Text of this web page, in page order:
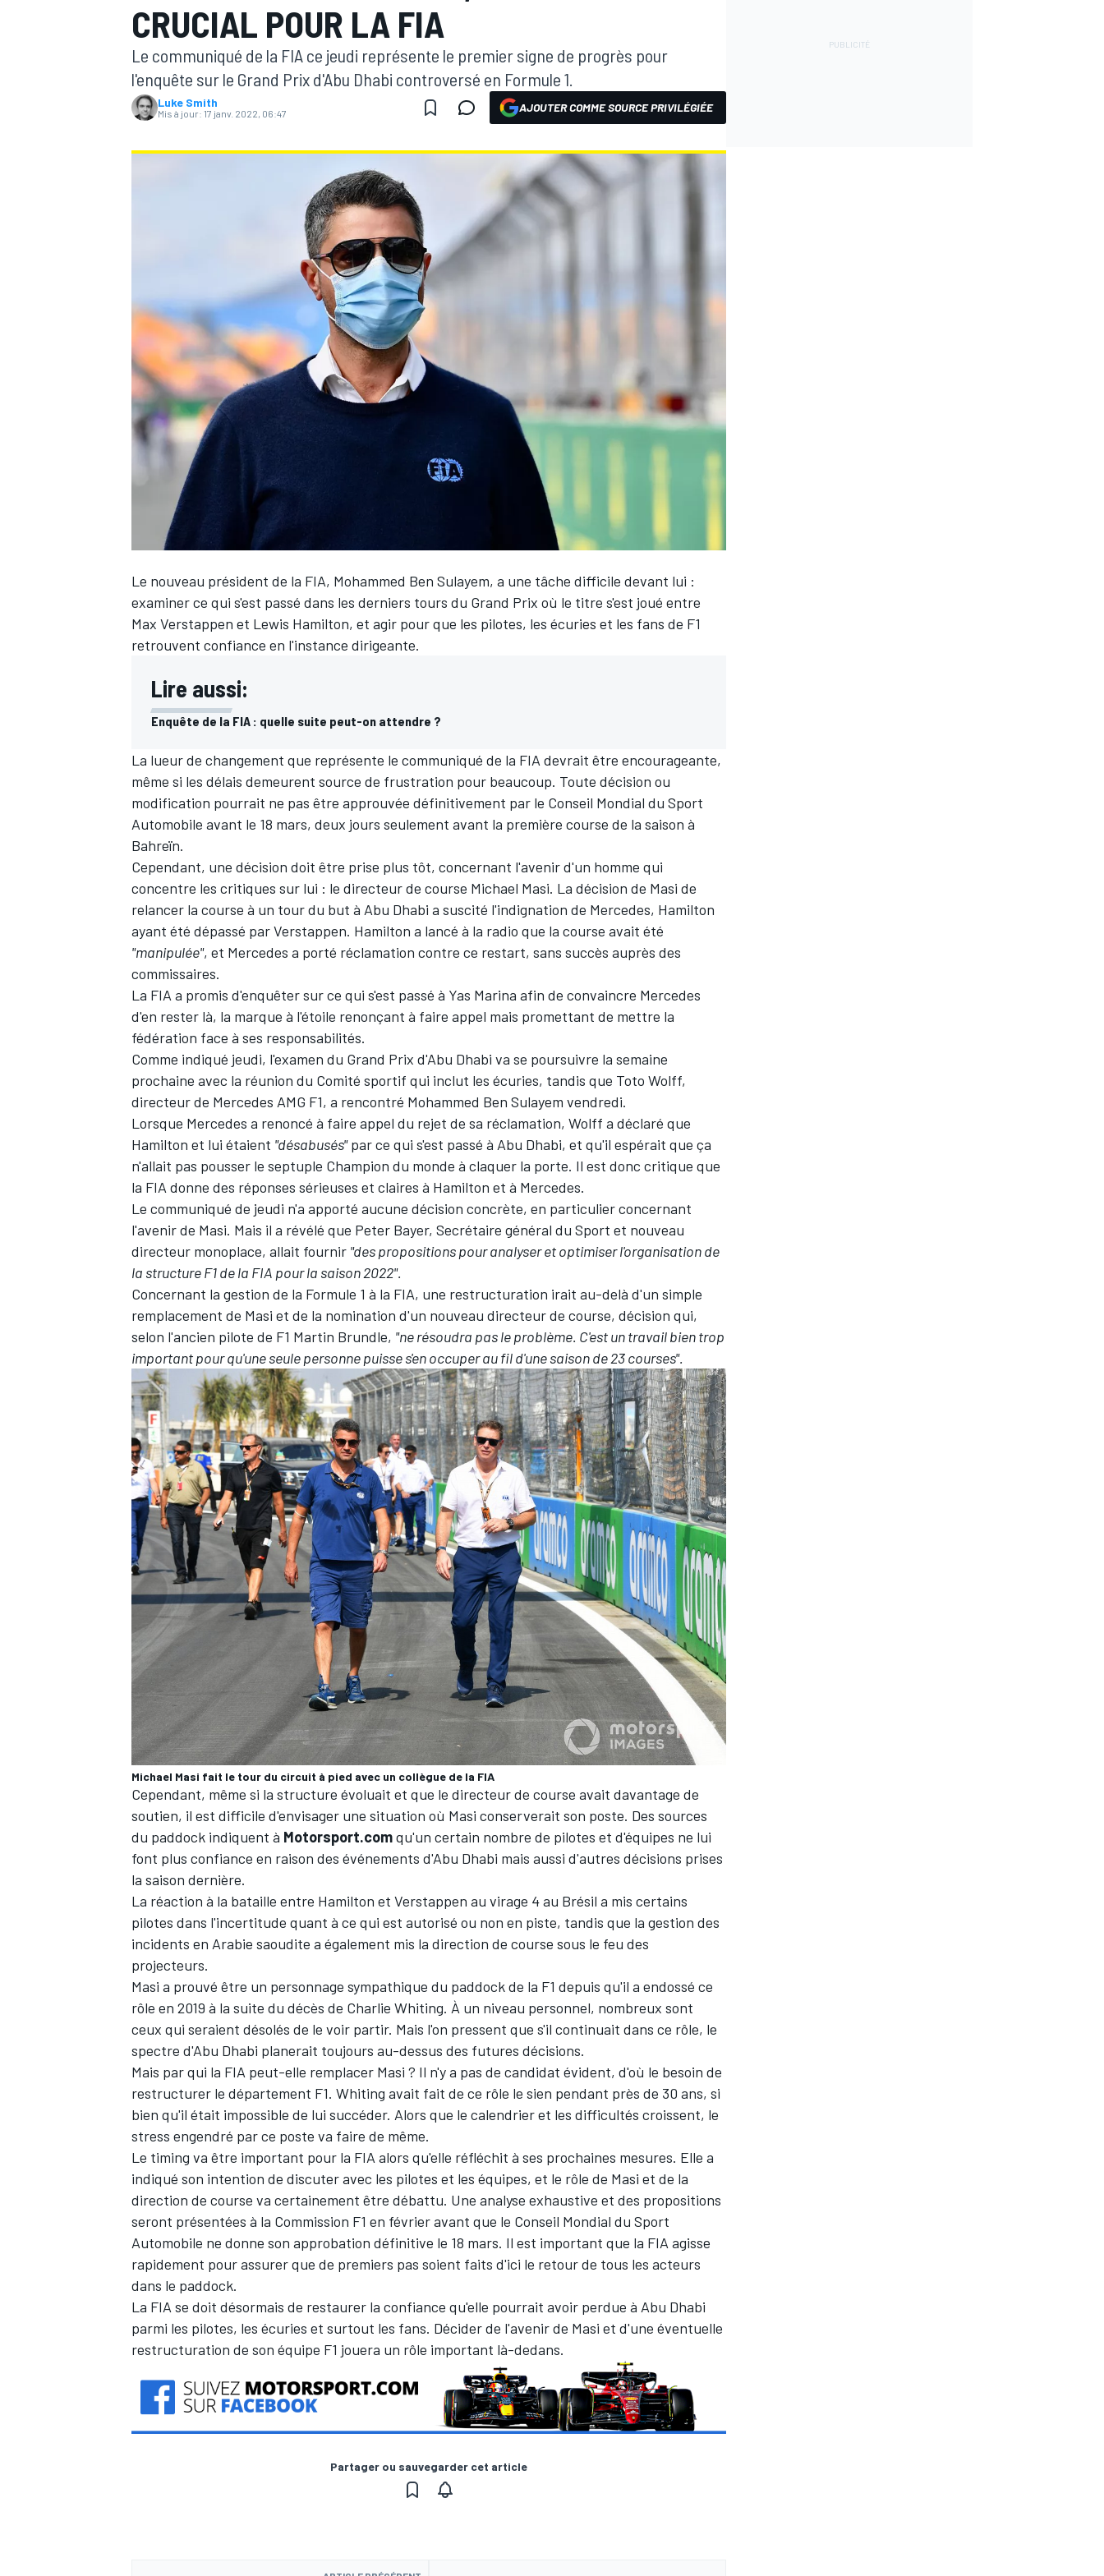
WRC
AUTRES CHAMPIONNATS
CRUCIAL POUR LA FIA
Le communiqué de la FIA ce jeudi représente le premier signe de progrès pour
l'enquête sur le Grand Prix d'Abu Dhabi controversé en Formule 1.
Luke Smith
Mis à jour: 17 janv. 2022, 06:47 AJOUTER COMME SOURCE PRIVILÉGIÉE
Le nouveau président de la FIA, Mohammed Ben Sulayem, a une tâche difficile devant lui :
examiner ce qui s'est passé dans les derniers tours du Grand Prix où le titre s'est joué entre
Max Verstappen et Lewis Hamilton, et agir pour que les pilotes, les écuries et les fans de F1
retrouvent confiance en l'instance dirigeante.
Lire aussi:
Enquête de la FIA : quelle suite peut-on attendre ?
La lueur de changement que représente le communiqué de la FIA devrait être encourageante,
même si les délais demeurent source de frustration pour beaucoup. Toute décision ou
modification pourrait ne pas être approuvée définitivement par le Conseil Mondial du Sport
Automobile avant le 18 mars, deux jours seulement avant la première course de la saison à
Bahreïn.
Cependant, une décision doit être prise plus tôt, concernant l'avenir d'un homme qui
concentre les critiques sur lui : le directeur de course Michael Masi. La décision de Masi de
relancer la course à un tour du but à Abu Dhabi a suscité l'indignation de Mercedes, Hamilton
ayant été dépassé par Verstappen. Hamilton a lancé à la radio que la course avait été
"manipulée", et Mercedes a porté réclamation contre ce restart, sans succès auprès des
commissaires.
La FIA a promis d'enquêter sur ce qui s'est passé à Yas Marina afin de convaincre Mercedes
d'en rester là, la marque à l'étoile renonçant à faire appel mais promettant de mettre la
fédération face à ses responsabilités.
Comme indiqué jeudi, l'examen du Grand Prix d'Abu Dhabi va se poursuivre la semaine
prochaine avec la réunion du Comité sportif qui inclut les écuries, tandis que Toto Wolff,
directeur de Mercedes AMG F1, a rencontré Mohammed Ben Sulayem vendredi.
Lorsque Mercedes a renoncé à faire appel du rejet de sa réclamation, Wolff a déclaré que
Hamilton et lui étaient "désabusés"par ce qui s'est passé à Abu Dhabi, et qu'il espérait que ça
n'allait pas pousser le septuple Champion du monde à claquer la porte. Il est donc critique que
la FIA donne des réponses sérieuses et claires à Hamilton et à Mercedes.
Le communiqué de jeudi n'a apporté aucune décision concrète, en particulier concernant
l'avenir de Masi. Mais il a révélé que Peter Bayer, Secrétaire général du Sport et nouveau
directeur monoplace, allait fournir "des propositions pour analyser et optimiser l'organisation de
la structure F1 de la FIA pour la saison 2022".
Concernant la gestion de la Formule 1 à la FIA, une restructuration irait au-delà d'un simple
remplacement de Masi et de la nomination d'un nouveau directeur de course, décision qui,
selon l'ancien pilote de F1 Martin Brundle, "ne résoudra pas le problème. C'est un travail bien trop
important pour qu'une seule personne puisse s'en occuper au fil d'une saison de 23 courses".
Michael Masi fait le tour du circuit à pied avec un collègue de la FIA
Cependant, même si la structure évoluait et que le directeur de course avait davantage de
soutien, il est difficile d'envisager une situation où Masi conserverait son poste. Des sources
du paddock indiquent à Motorsport.comqu'un certain nombre de pilotes et d'équipes ne lui
font plus confiance en raison des événements d'Abu Dhabi mais aussi d'autres décisions prises
la saison dernière.
La réaction à la bataille entre Hamilton et Verstappen au virage 4 au Brésil a mis certains
pilotes dans l'incertitude quant à ce qui est autorisé ou non en piste, tandis que la gestion des
incidents en Arabie saoudite a également mis la direction de course sous le feu des
projecteurs.
Masi a prouvé être un personnage sympathique du paddock de la F1 depuis qu'il a endossé ce
rôle en 2019 à la suite du décès de Charlie Whiting. À un niveau personnel, nombreux sont
ceux qui seraient désolés de le voir partir. Mais l'on pressent que s'il continuait dans ce rôle, le
spectre d'Abu Dhabi planerait toujours au-dessus des futures décisions.
Mais par qui la FIA peut-elle remplacer Masi ? Il n'y a pas de candidat évident, d'où le besoin de
restructurer le département F1. Whiting avait fait de ce rôle le sien pendant près de 30 ans, si
bien qu'il était impossible de lui succéder. Alors que le calendrier et les difficultés croissent, le
stress engendré par ce poste va faire de même.
Le timing va être important pour la FIA alors qu'elle réfléchit à ses prochaines mesures. Elle a
indiqué son intention de discuter avec les pilotes et les équipes, et le rôle de Masi et de la
direction de course va certainement être débattu. Une analyse exhaustive et des propositions
seront présentées à la Commission F1 en février avant que le Conseil Mondial du Sport
Automobile ne donne son approbation définitive le 18 mars. Il est important que la FIA agisse
rapidement pour assurer que de premiers pas soient faits d'ici le retour de tous les acteurs
dans le paddock.
La FIA se doit désormais de restaurer la confiance qu'elle pourrait avoir perdue à Abu Dhabi
parmi les pilotes, les écuries et surtout les fans. Décider de l'avenir de Masi et d'une éventuelle
restructuration de son équipe F1 jouera un rôle important là-dedans.
Partager ou sauvegarder cet article